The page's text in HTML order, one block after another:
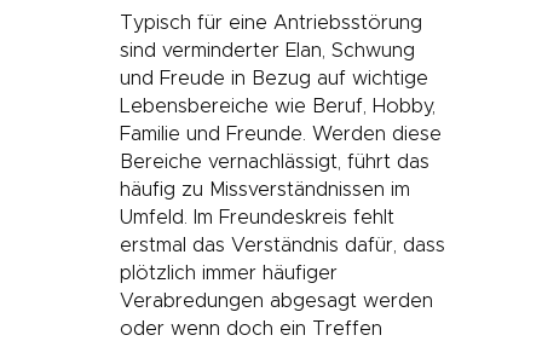
Typisch für eine Antriebsstörung
sind verminderter Elan, Schwung
und Freude in Bezug auf wichtige
Lebensbereiche wie Beruf, Hobby,
Familie und Freunde. Werden diese
Bereiche vernachlässigt, führt das
häufig zu Missverständnissen im
Umfeld. Im Freundeskreis fehlt
erstmal das Verständnis dafür, dass
plötzlich immer häufiger
Verabredungen abgesagt werden
oder wenn doch ein Treffen